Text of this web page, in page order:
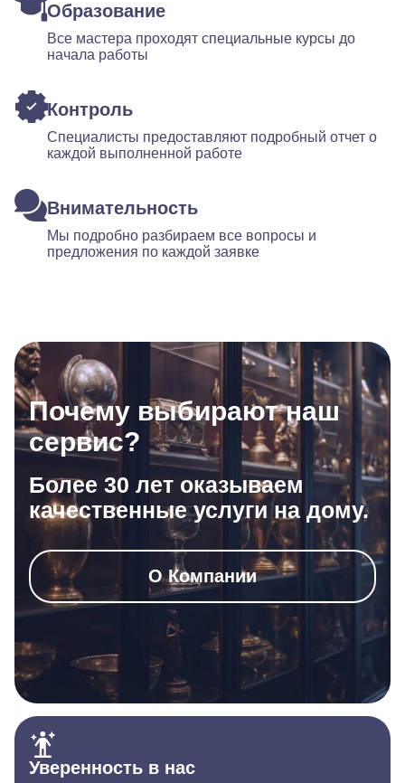
Образование
Все мастера проходят специальные курсы до
начала работы
Контроль
Специалисты предоставляют подробный отчет о
каждой выполненной работе
Внимательность
Мы подробно разбираем все вопросы и
предложения по каждой заявке
Почему выбирают наш
сервис?
Более 30 лет оказываем
качественные услуги на дому.
О Компании
Уверенность в нас